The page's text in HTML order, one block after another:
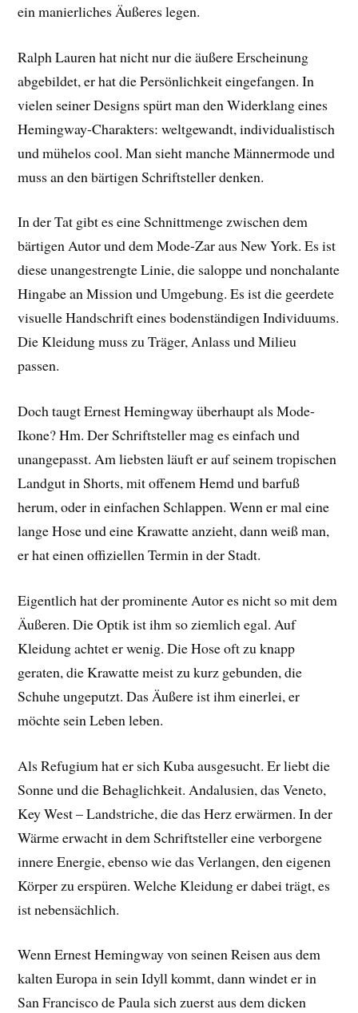
ein manierliches Äußeres legen.
Ralph Lauren hat nicht nur die äußere Erscheinung
abgebildet, er hat die Persönlichkeit eingefangen. In
vielen seiner Designs spürt man den Widerklang eines
Hemingway-Charakters: weltgewandt, individualistisch
und mühelos cool. Man sieht manche Männermode und
muss an den bärtigen Schriftsteller denken.
In der Tat gibt es eine Schnittmenge zwischen dem
bärtigen Autor und dem Mode-Zar aus New York. Es ist
diese unangestrengte Linie, die saloppe und nonchalante
Hingabe an Mission und Umgebung. Es ist die geerdete
visuelle Handschrift eines bodenständigen Individuums.
Die Kleidung muss zu Träger, Anlass und Milieu
passen.
Doch taugt Ernest Hemingway überhaupt als Mode-
Ikone? Hm. Der Schriftsteller mag es einfach und
unangepasst. Am liebsten läuft er auf seinem tropischen
Landgut in Shorts, mit offenem Hemd und barfuß
herum, oder in einfachen Schlappen. Wenn er mal eine
lange Hose und eine Krawatte anzieht, dann weiß man,
er hat einen offiziellen Termin in der Stadt.
Eigentlich hat der prominente Autor es nicht so mit dem
Äußeren. Die Optik ist ihm so ziemlich egal. Auf
Kleidung achtet er wenig. Die Hose oft zu knapp
geraten, die Krawatte meist zu kurz gebunden, die
Schuhe ungeputzt. Das Äußere ist ihm einerlei, er
möchte sein Leben leben.
Als Refugium hat er sich Kuba ausgesucht. Er liebt die
Sonne und die Behaglichkeit. Andalusien, das Veneto,
Key West – Landstriche, die das Herz erwärmen. In der
Wärme erwacht in dem Schriftsteller eine verborgene
innere Energie, ebenso wie das Verlangen, den eigenen
Körper zu erspüren. Welche Kleidung er dabei trägt, es
ist nebensächlich.
Wenn Ernest Hemingway von seinen Reisen aus dem
kalten Europa in sein Idyll kommt, dann windet er in
San Francisco de Paula sich zuerst aus dem dicken